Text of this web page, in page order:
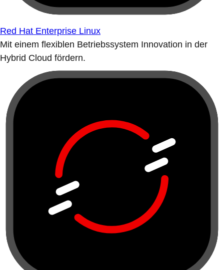
Red Hat Enterprise Linux
Mit einem flexiblen Betriebssystem Innovation in der
Hybrid Cloud fördern.